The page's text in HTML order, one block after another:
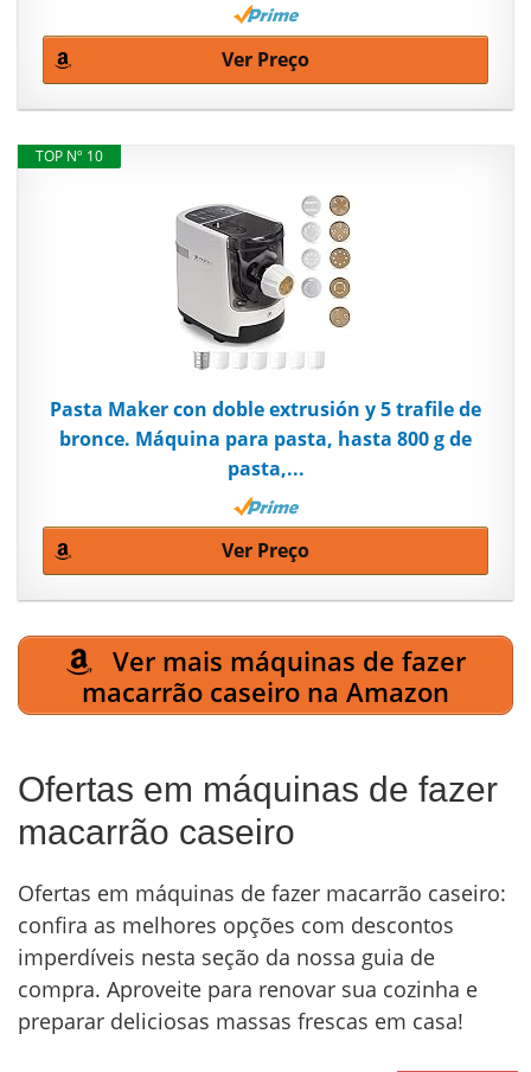
Ver Preço
TOP Nº 10
Pasta Maker con doble extrusión y 5 trafile de
bronce. Máquina para pasta, hasta 800 g de
pasta,...
Ver Preço
Ver mais máquinas de fazer
macarrão caseiro na Amazon
Ofertas em máquinas de fazer
macarrão caseiro
Ofertas em máquinas de fazer macarrão caseiro:
confira as melhores opções com descontos
imperdíveis nesta seção da nossa guia de
compra. Aproveite para renovar sua cozinha e
preparar deliciosas massas frescas em casa!